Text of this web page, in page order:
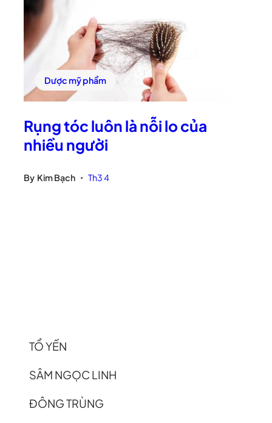
Dược mỹ phẩm
Rụng tóc luôn là nỗi lo của
nhiều người
By Kim Bạch • Th3 4
TỔ YẾN
SÂM NGỌC LINH
ĐÔNG TRÙNG